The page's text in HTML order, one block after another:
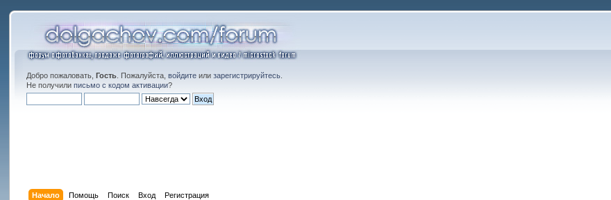
Добро пожаловать,Гость . Пожалуйста,войдите илизарегистрируйтесь
Не получилиписьмо с кодом активации?
Начало Помощь Поиск Вход Регистрация